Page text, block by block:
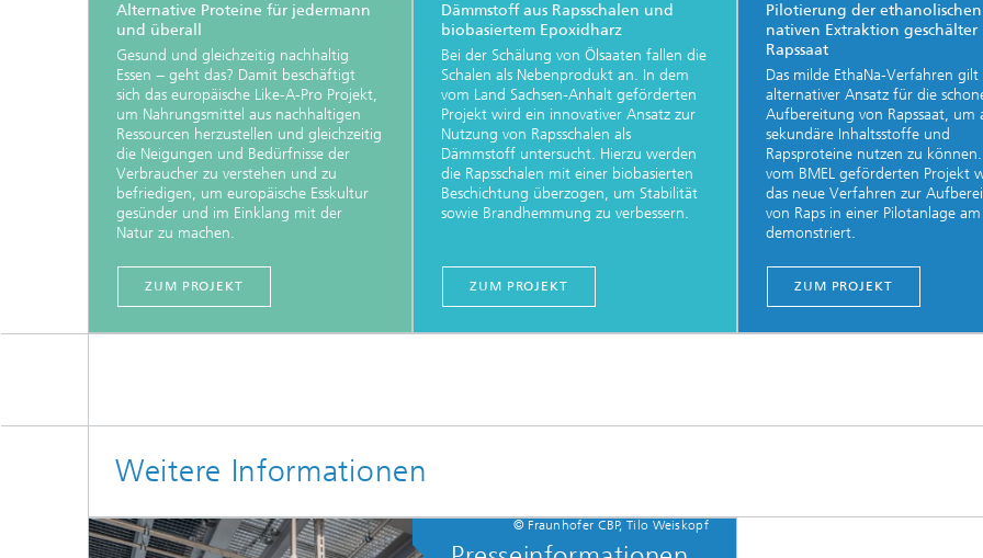
Alternative Proteine für jedermann
und überall
Gesund und gleichzeitig nachhaltig
Essen − geht das? Damit beschäftigt
sich das europäische Like-A-Pro Projekt,
um Nahrungsmittel aus nachhaltigen
Ressourcen herzustellen und gleichzeitig
die Neigungen und Bedürfnisse der
Verbraucher zu verstehen und zu
befriedigen, um europäische Esskultur
gesünder und im Einklang mit der
Natur zu machen.
ZUM PROJEKT
Dämmstoff aus Rapsschalen und
biobasiertem Epoxidharz
Bei der Schälung von Ölsaaten fallen die
Schalen als Nebenprodukt an. In dem
vom Land Sachsen-Anhalt geförderten
Projekt wird ein innovativer Ansatz zur
Nutzung von Rapsschalen als
Dämmstoff untersucht. Hierzu werden
die Rapsschalen mit einer biobasierten
Beschichtung überzogen, um Stabilität
sowie Brandhemmung zu verbessern.
ZUM PROJEKT
Pilotierung der ethanolischen
nativen Extraktion geschälter
Rapssaat
Das milde EthaNa-Verfahren gilt
alternativer Ansatz für die
Aufbereitung von Rapssaat, um
sekundäre Inhaltsstoffe und
Rapsproteine nutzen zu
vom BMEL geförderten Projekt
das neue Verfahren zur
von Raps in einer Pilotanlage am
demonstriert.
ZUM PROJEKT
Weitere Informationen
© Fraunhofer CBP, Tilo Weiskopf